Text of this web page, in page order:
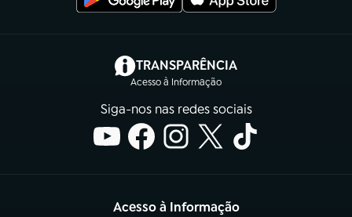
TRANSPARÊNCIA
Acesso à Informação
(abre em nova aba)
Siga-nos nas redes sociais
Acesso à Informação